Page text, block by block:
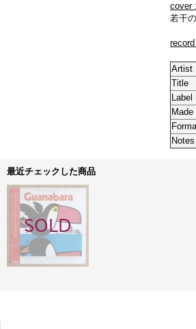
cover
若干
Artist
Title
Label
Made
Notes
最近チェックした商品